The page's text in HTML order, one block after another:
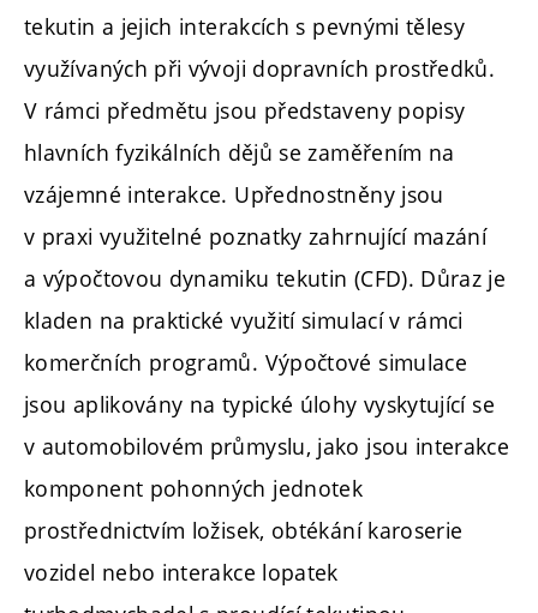
tekutin a jejich interakcích s pevnými tělesy
využívaných při vývoji dopravních prostředků.
V rámci předmětu jsou představeny popisy
hlavních fyzikálních dějů se zaměřením na
vzájemné interakce. Upřednostněny jsou
v praxi využitelné poznatky zahrnující mazání
a výpočtovou dynamiku tekutin (CFD). Důraz je
kladen na praktické využití simulací v rámci
komerčních programů. Výpočtové simulace
jsou aplikovány na typické úlohy vyskytující se
v automobilovém průmyslu, jako jsou interakce
komponent pohonných jednotek
prostřednictvím ložisek, obtékání karoserie
vozidel nebo interakce lopatek